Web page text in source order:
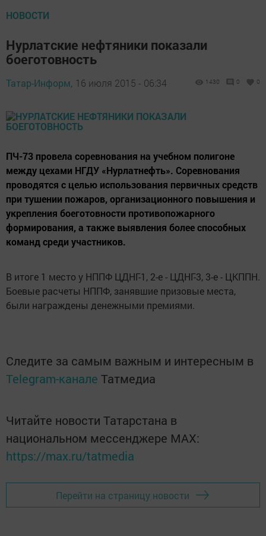
НОВОСТИ
Нурлатские нефтяники показали
боеготовность
Татар-Информ, 16 июля 2015 - 06:34 1430 0 0
ПЧ-73 провела соревнования на учебном полигоне
между цехами НГДУ «Нурлатнефть». Соревнования
проводятся с целью использования первичных средств
при тушении пожаров, организационного повышения и
укрепления боеготовности противопожарного
формирования, а также выявления более способных
команд среди участников.
В итоге 1 место у НППФ ЦДНГ-1, 2-е - ЦДНГ-3, 3-е - ЦКППН.
Боевые расчеты НППФ, занявшие призовые места,
были награждены денежными премиями.
Следите за самым важным и интересным в
Telegram-канале Татмедиа
Читайте новости Татарстана в
национальном мессенджере MАХ:
https://max.ru/tatmedia
Перейти на страницу новости